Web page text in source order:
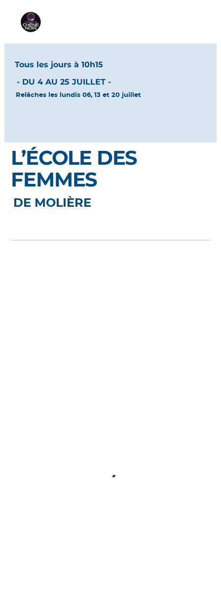
Tous les jours à 10h15
- DU 4 AU 25 JUILLET -
Relâches les lundis 06, 13 et 20 juillet
L’ÉCOLE DES
FEMMES
DE MOLIÈRE